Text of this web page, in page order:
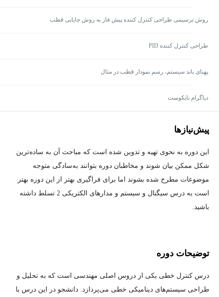
روش ترسیمی طراحی کنترل کننده پیش فاز به روش جایابی قطب
طراحی کنترل کننده PID
پهنای باند سیستم، رسم نمودار قطب در مثال
دیاگرام نایکوست
پیش‌نیاز‌ها
این دوره به نحوی تهیه و تدوین شده است که مباحث آن به ساده‌ترین
شکل ممکن بیان شوند و مخاطبان دوره بتوانند به‌سادگی متوجه
موضوعات مطرح شده بشوند اما برای فراگیری بهتر از این دوره بهتر
است به درس سیگنال و سیستم و مدارهای الکتریکی 2 تسلط داشته
باشید.
توضیحات دوره
درس کنترل خطی یکی از دروس اصلی مهندسی است که به تحلیل و
طراحی سیستم‌های دینامیکی خطی می‌پردازد. دانشجو در این درس با